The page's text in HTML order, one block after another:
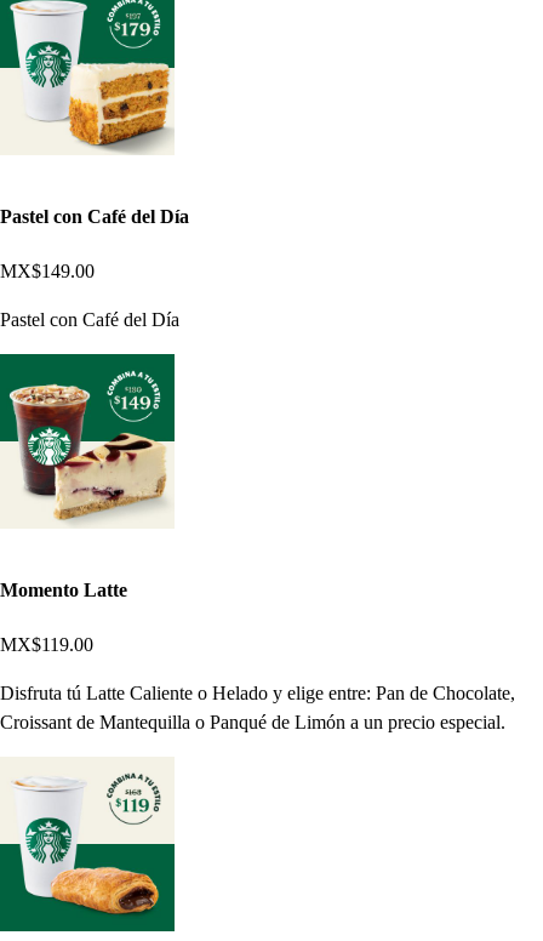
Pastel con Café del Día
MX$149.00
Pastel con Café del Día
Momento Latte
MX$119.00
Disfruta tú Latte Caliente o Helado y elige entre: Pan de Chocolate,
Croissant de Mantequilla o Panqué de Limón a un precio especial.